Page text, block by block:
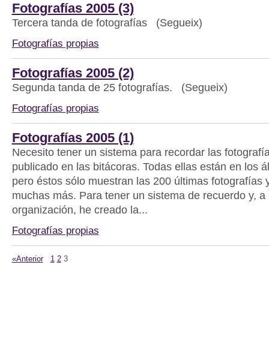
Fotografías 2005 (3)
Tercera tanda de fotografías (Segueix)
Fotografías propias
Fotografías 2005 (2)
Segunda tanda de 25 fotografías. (Segueix)
Fotografías propias
Fotografías 2005 (1)
Necesito tener un sistema para recordar las
publicado en las bitácoras. Todas ellas están en los
pero éstos sólo muestran las 200 últimas fotografías
muchas más. Para tener un sistema de recuerdo y, a
organización, he creado la...
Fotografías propias
«Anterior 1 2 3